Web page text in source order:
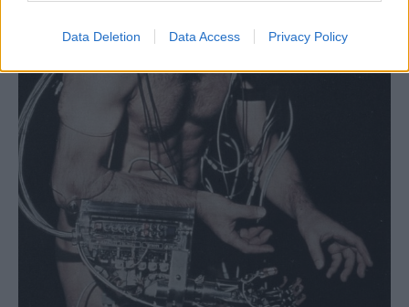
Data Deletion Data Access Privacy Policy